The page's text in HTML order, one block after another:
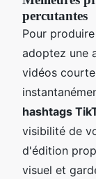
percutantes
Pour produire
adoptez une
vidéos
hashtags
visibilité de
d'édition
visuel et